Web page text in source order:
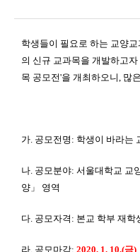
학생들이 필요로 하는 교양
의 신규 교과목을 개발하고
목 공모전'을 개최하오니, 많
가. 공모전명 : 학생이 바라는
나. 공모분야: 서울대학교 교
양」 영역
다. 공모자격 : 본교 학부 재학
라. 공모마감: 2020. 1. 10.(금)